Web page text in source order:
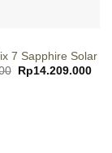
7 Sapphire Solar
Original
price
Rp14.209.000